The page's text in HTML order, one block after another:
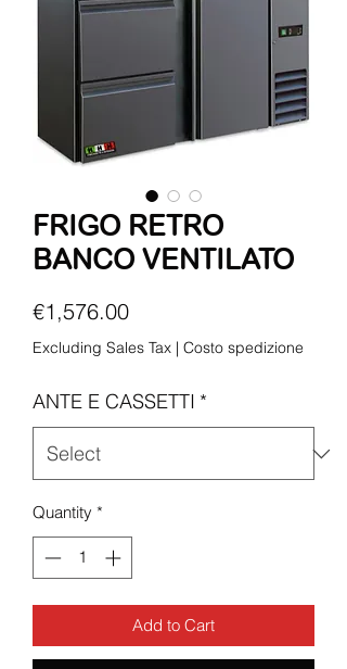
FRIGO RETRO
BANCO VENTILATO
€1,576.00Price
Excluding Sales Tax | Costo spedizione
ANTE E CASSETTI *
Quantity *
Add to Cart